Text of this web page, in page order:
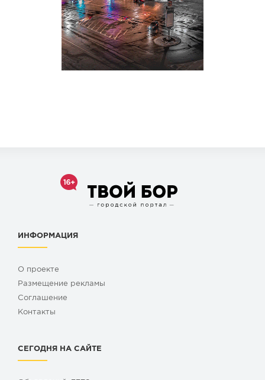
ИНФОРМАЦИЯ
О проекте
Размещение рекламы
Cоглашение
Контакты
СЕГОДНЯ НА САЙТЕ